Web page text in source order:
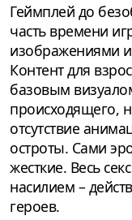
Геймплей до
часть времени
изображениями и
Контент для
базовым
происходящего,
отсутствие
остроты. Сами
жесткие. Весь
насилием –
героев.